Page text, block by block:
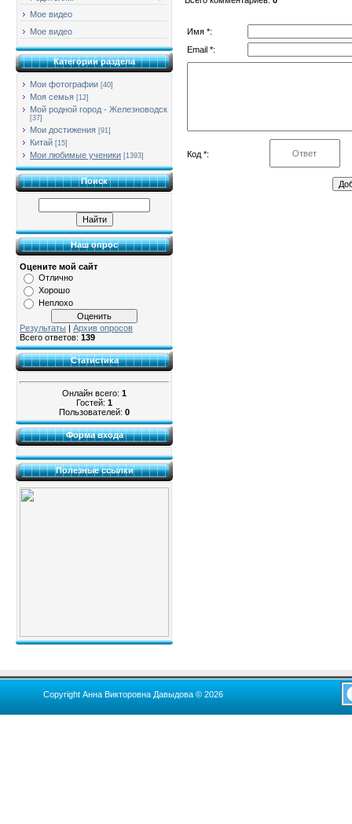
Мое видео
Мое видео
Категории раздела
Мои фотографии [40]
Моя семья [12]
Мой родной город - Железноводск
[37]
Мои достижения [91]
Китай [15]
Мои любимые ученики [1393]
Поиск
Наш опрос
Оцените мой сайт
Отлично
Хорошо
Неплохо
Результаты | Архив опросов
Всего ответов: 139
Статистика
Онлайн всего: 1
Гостей: 1
Пользователей: 0
Форма входа
Полезные ссылки
Имя *:
Email *:
Код *:
Copyright Анна Викторовна Давыдова © 2026